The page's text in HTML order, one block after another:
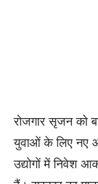
रोजगार सृजन को
युवाओं के लिए नए
उद्योगों में निवेश